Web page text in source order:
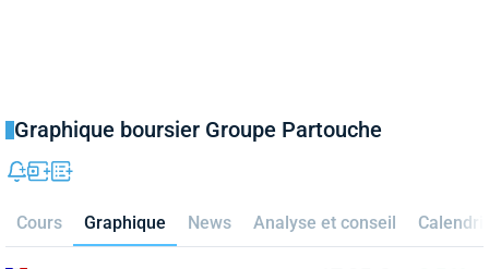
Graphique boursier Groupe Partouche
Cours Graphique News Analyse et conseil